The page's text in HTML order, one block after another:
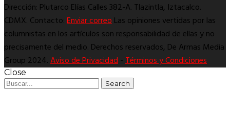
Dirección: Plutarco Elías Calles 382-A. Tlazintla, Iztacalco.
CDMX. Contacto:Enviar correoLas opiniones vertidas por las
columnistas en los artículos son responsabilidad de ellas y no
precisamente del medio. Derechos reservados, De Armas Media
Group 2024.Aviso de Privacidad-Términos y Condiciones
Close